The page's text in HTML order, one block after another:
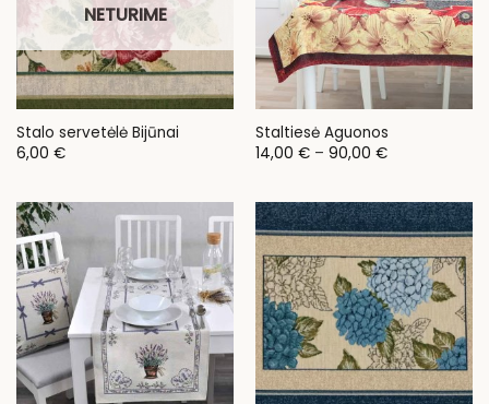
NETURIME
Stalo servetėlė Bijūnai
6,00 €
Staltiesė Aguonos
14,00 € – 90,00 €Price
90,00 €